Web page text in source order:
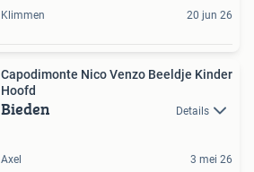
Klimmen 20 jun 26
Capodimonte Nico Venzo Beeldje Kinder
Hoofd
Bieden Details
Axel 3 mei 26